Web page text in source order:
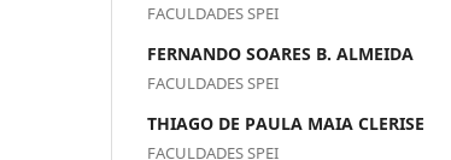
FACULDADES SPEI
FERNANDO SOARES B. ALMEIDA
FACULDADES SPEI
THIAGO DE PAULA MAIA CLERISE
FACULDADES SPEI